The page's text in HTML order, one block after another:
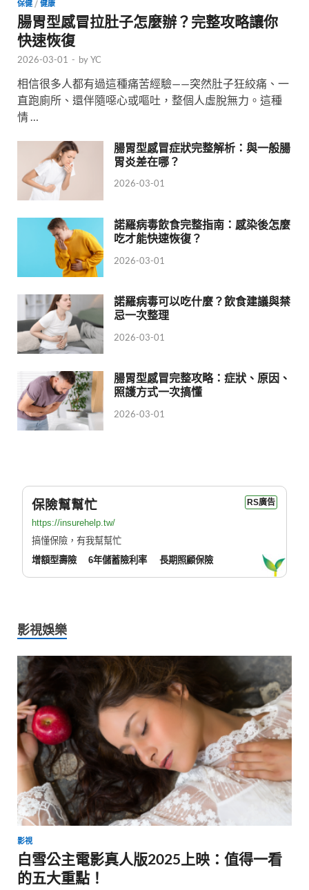
保健 / 健康
腸胃型感冒拉肚子怎麼辦？完整攻略讓你
快速恢復
2026-03-01 - byYC
相信很多人都有過這種痛苦經驗——突然肚子狂絞痛、一
直跑廁所、還伴隨噁心或嘔吐，整個人虛脫無力。這種
情 …
腸胃型感冒症狀完整解析：與一般腸
胃炎差在哪？
2026-03-01
諾羅病毒飲食完整指南：感染後怎麼
吃才能快速恢復？
2026-03-01
諾羅病毒可以吃什麼？飲食建議與禁
忌一次整理
2026-03-01
腸胃型感冒完整攻略：症狀、原因、
照護方式一次搞懂
2026-03-01
保險幫幫忙 RS廣告
https://insurehelp.tw/
搞懂保險，有我幫幫忙
增額型壽險
6年儲蓄險利率 長期照顧保險
影視娛樂
影視
白雪公主電影真人版2025上映：值得一看
的五大重點！